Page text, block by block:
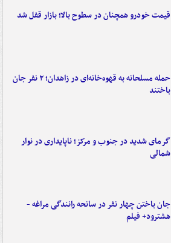
قیمت خودرو همچنان در سطوح بالا؛ بازار قفل شد
حمله مسلحانه به قهوه‌خانه‌ای در زاهدان؛ ۲ نفر جان
باختند
گرمای شدید در جنوب و مرکز؛ ناپایداری در نوار
شمالی
جان باختن چهار نفر در سانحه رانندگی مراغه -
هشترود+ فیلم